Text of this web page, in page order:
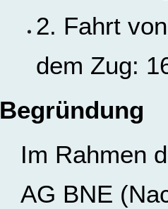
2. Fahrt
dem Zug:
Begründung
Im Rahmen
AG BNE